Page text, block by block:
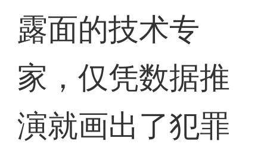
露面的技术专
家，仅凭数据推
演就画出了犯罪